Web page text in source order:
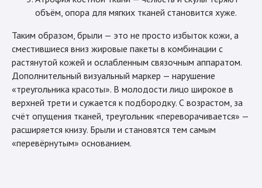
объём, опора для мягких тканей становится хуже.
Таким образом, брыли — это не просто избыток кожи, а
сместившиеся вниз жировые пакеты в комбинации с
растянутой кожей и ослабленным связочным аппаратом.
Дополнительный визуальный маркер — нарушение
«треугольника красоты». В молодости лицо широкое в
верхней трети и сужается к подбородку. С возрастом, за
счёт опущения тканей, треугольник «переворачивается» —
расширяется книзу. Брыли и становятся тем самым
«перевёрнутым» основанием.